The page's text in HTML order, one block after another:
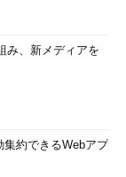
み、新メディアを
集約できるWebアプ